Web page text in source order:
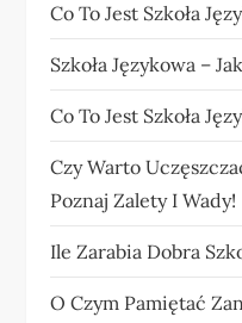
Co To Jest Szkoła
Szkoła Językowa –
Co To Jest Szkoła
Czy Warto
Poznaj Zalety I Wady!
Ile Zarabia Dobra
O Czym Pamiętać